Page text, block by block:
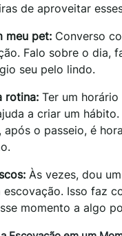
de aproveitar
meu pet: Converso
Falo sobre o dia,
seu pelo lindo.
rotina: Ter um
a criar um
após o passeio, é
Às vezes, dou
escovação. Isso faz
momento a algo